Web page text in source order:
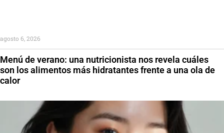
Menú de verano: una nutricionista nos revela cuáles
son los alimentos más hidratantes frente a una ola de
calor
agosto 6, 2026